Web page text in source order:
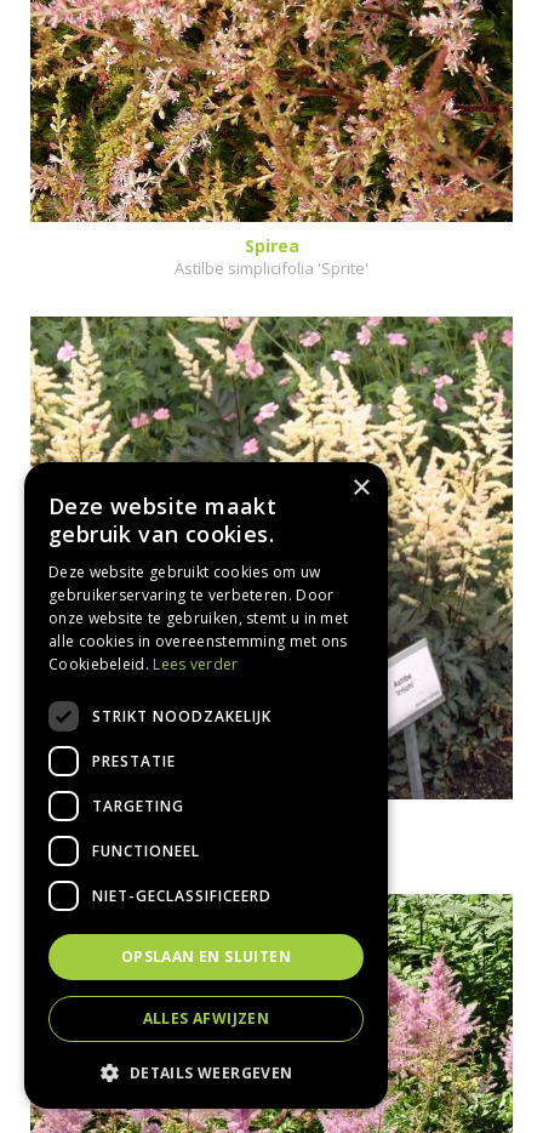
Spirea
Astilbe simplicifolia 'Sprite'
×
Deze website maakt
gebruik van cookies.
Deze website gebruikt cookies om uw
gebruikerservaring te verbeteren. Door
onze website te gebruiken, stemt u in met
alle cookies in overeenstemming met ons
Cookiebeleid. Lees verder
STRIKT NOODZAKELIJK
PRESTATIE
TARGETING
FUNCTIONEEL
NIET-GECLASSIFICEERD
OPSLAAN EN SLUITEN
ALLES AFWIJZEN
DETAILS WEERGEVEN